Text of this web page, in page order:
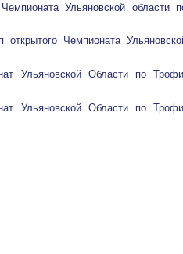
Ульяновской области
открытого Чемпионата
Ульяновской Области по
Ульяновской Области по